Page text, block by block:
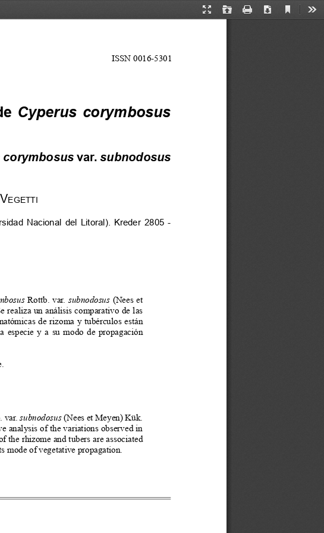
Presentation
Open Print Download
Current
Cyperus  corymbosus
corymbosus var. subnodosus
egetti
Nacional  del  Litoral).  Kreder  2805  -
Rottb. var. subnodosus (Nees et
realiza un análisis comparativo de las
de rizoma y tubérculos están
especie y a su modo de propagación
var. subnodosus (Nees et Meyen) Kük.
analysis of the variations observed in
the rhizome and tubers are associated
mode of vegetative propagation.
ISSN 0016-5301